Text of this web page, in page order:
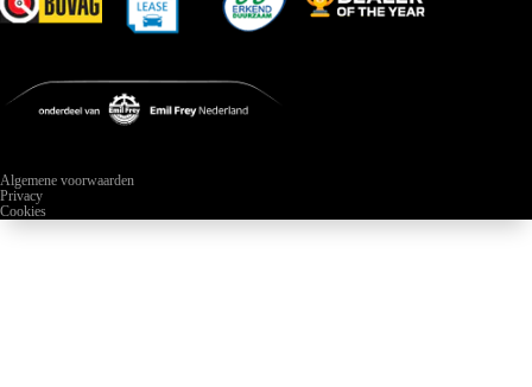
Algemene voorwaarden
Privacy
Cookies